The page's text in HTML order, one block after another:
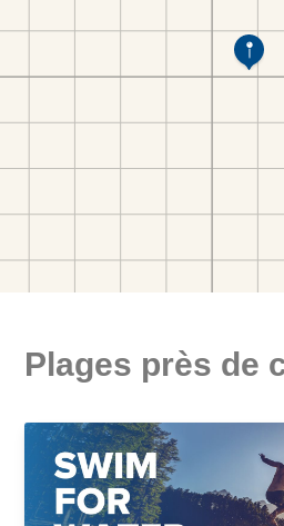
Plages près de